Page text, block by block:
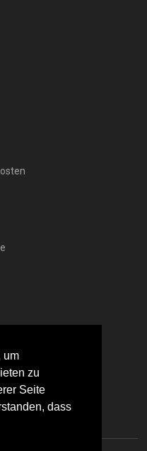
um
zu
Seite
dass